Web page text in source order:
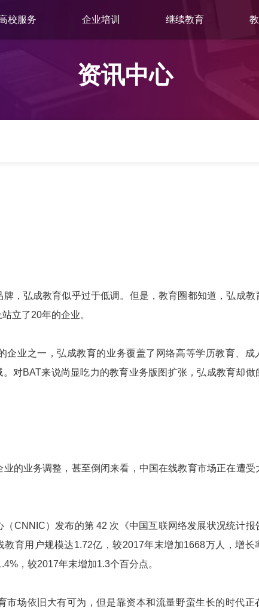
校服务 企业培训 继续教育
资讯中心
弘成教育似乎过于低调。但是，教育圈都知道，弘成教
立了20年的企业。
业之一，弘成教育的业务覆盖了网络高等学历教育、成
对BAT来说尚显吃力的教育业务版图扩张，弘成教育却做
业务调整，甚至倒闭来看，中国在线教育市场正在遭受
）发布的第 42 次《中国互联网络发展状况统计报
教育用户规模达1.72亿，较2017年末增加1668万人，增长
，较2017年末增加1.3个百分点。
场依旧大有可为，但是靠资本和流量野蛮生长的时代正